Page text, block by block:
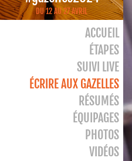
DU 12 AU 27 AVRIL
ACCUEIL
ÉTAPES
SUIVI LIVE
ÉCRIRE AUX GAZELLES
RÉSUMÉS
ÉQUIPAGES
PHOTOS
VIDÉOS